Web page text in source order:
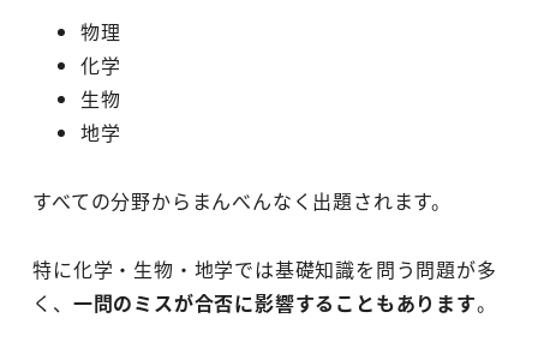
物理
化学
生物
地学
すべての分野からまんべんなく出題されます。
特に化学・生物・地学では基礎知識を問う問題が多
く、 一問のミスが合否に影響することもあります。